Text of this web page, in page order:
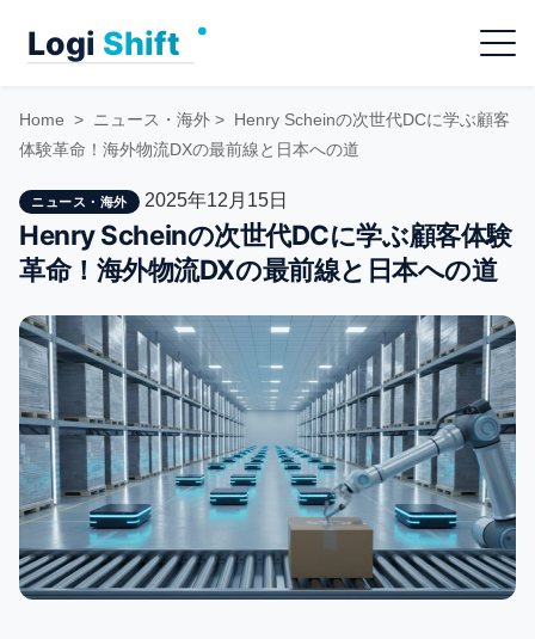
Menu
Home > ニュース・海外 > Henry Scheinの次世代DCに学ぶ顧客
体験革命！海外物流DXの最前線と日本への道
ニュース・海外 2025年12月15日
Henry Scheinの次世代DCに学ぶ顧客体験
革命！海外物流DXの最前線と日本への道